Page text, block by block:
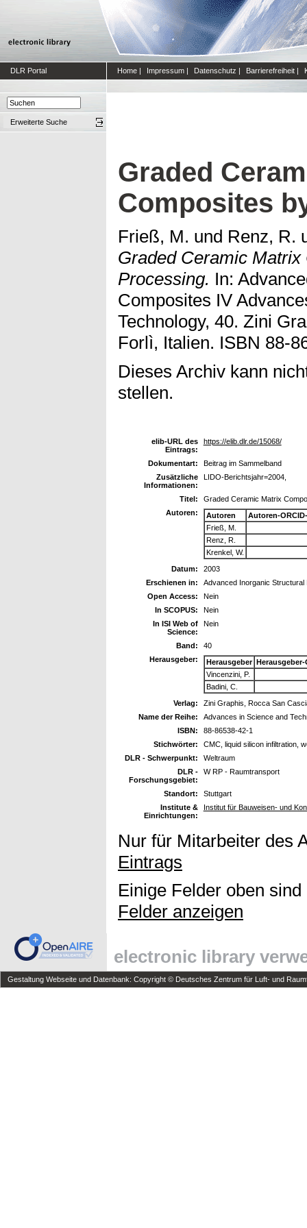
DLR Portal Home | Impressum | Datenschutz | Barrierefreiheit |
Erweiterte Suche
Graded
Composites
Frieß, M. und Renz, R.
Graded Ceramic
Processing. In:
Composites IV
Technology, 40. Zini
Forlì, Italien. ISBN 88-
Dieses Archiv kann
stellen.
elib-URL des
Eintrags:
https://elib.dlr.de/15068/
Dokumentart:
Beitrag im Sammelband
Zusätzliche
Informationen:
LIDO-Berichtsjahr=2004,
Titel:
Graded Ceramic Matrix
Autoren:
Autoren
Autoren-
Frieß, M.
Renz, R.
Krenkel, W.
Datum:
2003
Erschienen in:
Advanced Inorganic Structural
Open Access:
Nein
In SCOPUS:
Nein
In ISI Web of
Science:
Nein
Band:
40
Herausgeber:
Herausgeber Herausgeber-
Vincenzini, P.
Badini, C.
Verlag:
Zini Graphis, Rocca San
Name der Reihe:
Advances in Science and
ISBN:
88-86538-42-1
Stichwörter:
CMC, liquid silicon infiltration,
DLR - Schwerpunkt:
Weltraum
DLR -
Forschungsgebiet:
W RP - Raumtransport
Standort:
Stuttgart
Institute &
Einrichtungen:
Institut für Bauweisen- und
Nur für Mitarbeiter des
Eintrags
Einige Felder oben
Felder anzeigen
electronic library
Gestaltung Webseite und Datenbank: Copyright © Deutsches Zentrum für Luft- und